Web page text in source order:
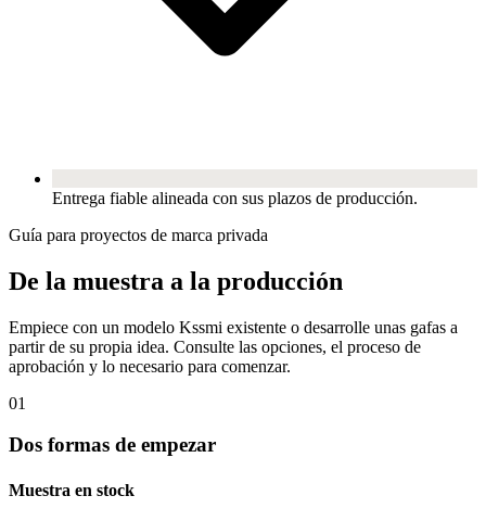
Entrega fiable alineada con sus plazos de producción.
Guía para proyectos de marca privada
De la muestra a la producción
Empiece con un modelo Kssmi existente o desarrolle unas gafas a
partir de su propia idea. Consulte las opciones, el proceso de
aprobación y lo necesario para comenzar.
01
Dos formas de empezar
Muestra en stock